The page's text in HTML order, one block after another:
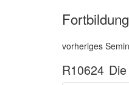
Fortbildung
vorheriges
R10624